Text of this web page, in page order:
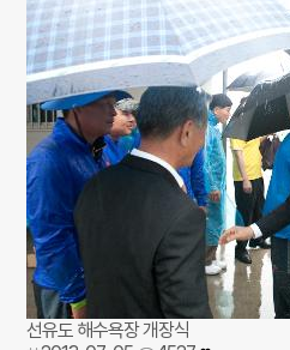
선유도 해수욕장 개장식